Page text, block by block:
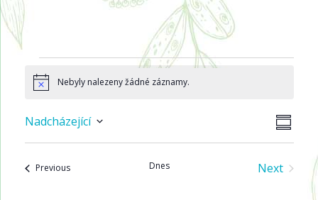
Akce
NoticeNebyly nalezeny žádné záznamy.
pro
Akce
Nadcházející
PreviousAkce Dnes
Next